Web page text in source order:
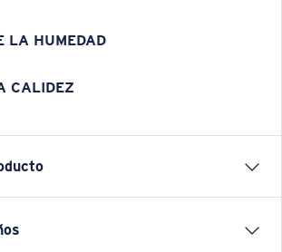
LA HUMEDAD
CALIDEZ
Fleece Hoody